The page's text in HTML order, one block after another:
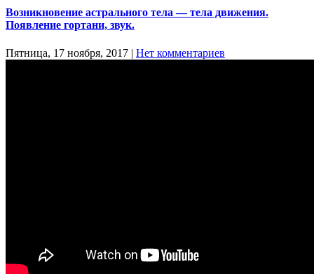
Возникновение астрального тела — тела движения.
Появление гортани, звук.
Пятница, 17 ноября, 2017 | Нет комментариев